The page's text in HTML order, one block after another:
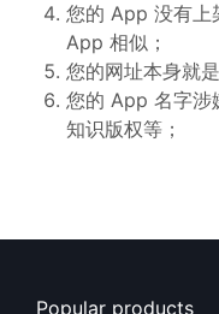
您的 App 没有上
App 相似；
您的网址本身就
您的 App 名字涉
知识版权等；
Popular products